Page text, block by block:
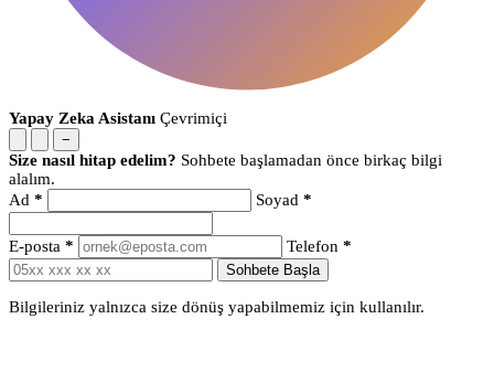
Yapay Zeka Asistanı Çevrimiçi
−
Size nasıl hitap edelim? Sohbete başlamadan önce birkaç bilgi
alalım.
Ad * Soyad *
E-posta * Telefon *
Sohbete Başla
Bilgileriniz yalnızca size dönüş yapabilmemiz için kullanılır.